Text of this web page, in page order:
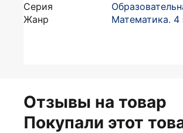
Серия
Жанр
Математика. 4
Отзывы на товар
Покупали этот